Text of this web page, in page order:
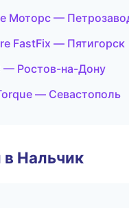
Моторс —
FastFix — Пятигорск
— Ростов-на-Дону
— Севастополь
Нальчик